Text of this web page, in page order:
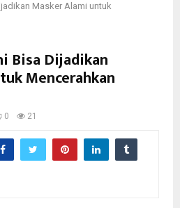
Masker Alami untuk
Bisa Dijadikan
Mencerahkan
0 21